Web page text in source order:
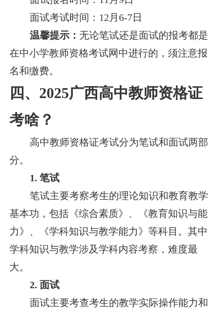
面试考试时间：12月6-7日
温馨提示： 无论笔试还是面试的报考都是
在中小学教师资格考试网中进行的，须注意报
名和缴费。
四、2025广西高中教师资格证
考啥？
高中教师资格证考试分为笔试和面试两部
分。
1. 笔试
笔试主要考察考生的理论知识和教育教学
基本功，包括《综合素质》、《教育知识与能
力》、《学科知识与教学能力》等科目。其中
学科知识与教学涉及学科内容考察，难度最
大。
2. 面试
面试主要考查考生的教学实际操作能力和